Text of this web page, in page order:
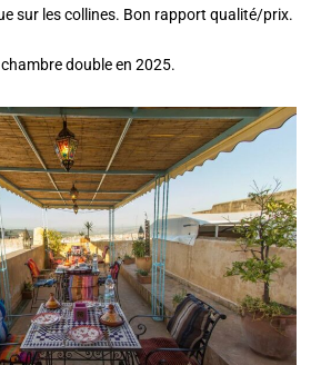
sur les collines. Bon rapport qualité/prix.
double en 2025.